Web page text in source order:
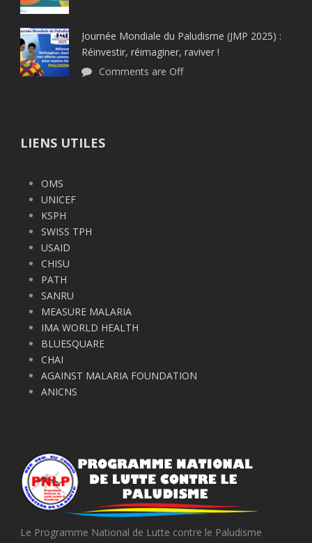
Journée Mondiale du Paludisme (JMP 2025) :
Réinvestir, réimaginer, raviver !
Comments are Off
LIENS UTILES
OMS
UNICEF
KSPH
SWISS TPH
USAID
CHISU
PATH
SANRU
MEASURE MALARIA
IMA WORLD HEALTH
BLUESQUARE
CHAI
AGAINST MALARIA FOUNDATION
ANICNS
Le Programme National de Lutte contre le Paludisme